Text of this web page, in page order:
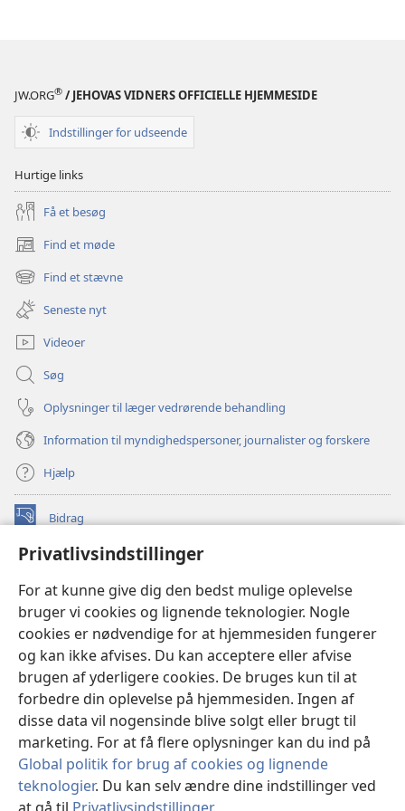
Privatlivsindstillinger
For at kunne give dig den bedst mulige oplevelse
bruger vi cookies og lignende teknologier. Nogle
cookies er nødvendige for at hjemmesiden fungerer
og kan ikke afvises. Du kan acceptere eller afvise
brugen af yderligere cookies. De bruges kun til at
forbedre din oplevelse på hjemmesiden. Ingen af
disse data vil nogensinde blive solgt eller brugt til
marketing. For at få flere oplysninger kan du ind på
Global politik for brug af cookies og lignende
teknologier. Du kan selv ændre dine indstillinger ved
løse
JW.ORG® / JEHOVAS VIDNERS OFFICIELLE HJEMMESIDE
Indstillinger for udseende
Hurtige links
Få et besøg
Find et møde
(åbner
nyt
vindue)
Find et stævne
(åbner
nyt
vindue)
Seneste nyt
Videoer
Søg
Oplysninger til læger vedrørende behandling
Information til myndighedspersoner, journalister og forskere
Hjælp
Bidrag
(åbner
vindue)Watchtower ONLINE LIBRARY™
nyt
vindue)JW Hub
(åbner
nyt
vindue)JW Library
Watchtower Library
Copyright© 2026 Watch Tower Bible and Tract Society of Pennsylvania.
ANVENDELSESVILKÅR